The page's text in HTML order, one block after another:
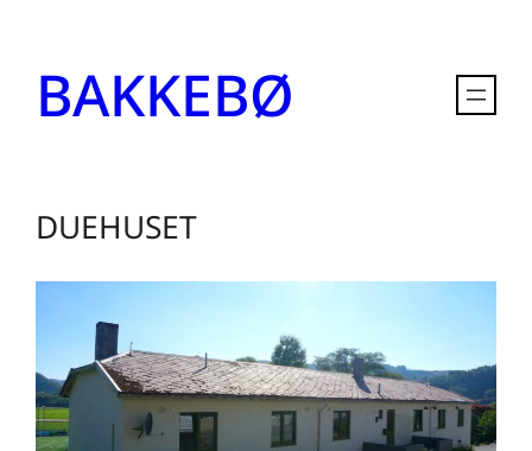
innhold
BAKKEBØ
DUEHUSET